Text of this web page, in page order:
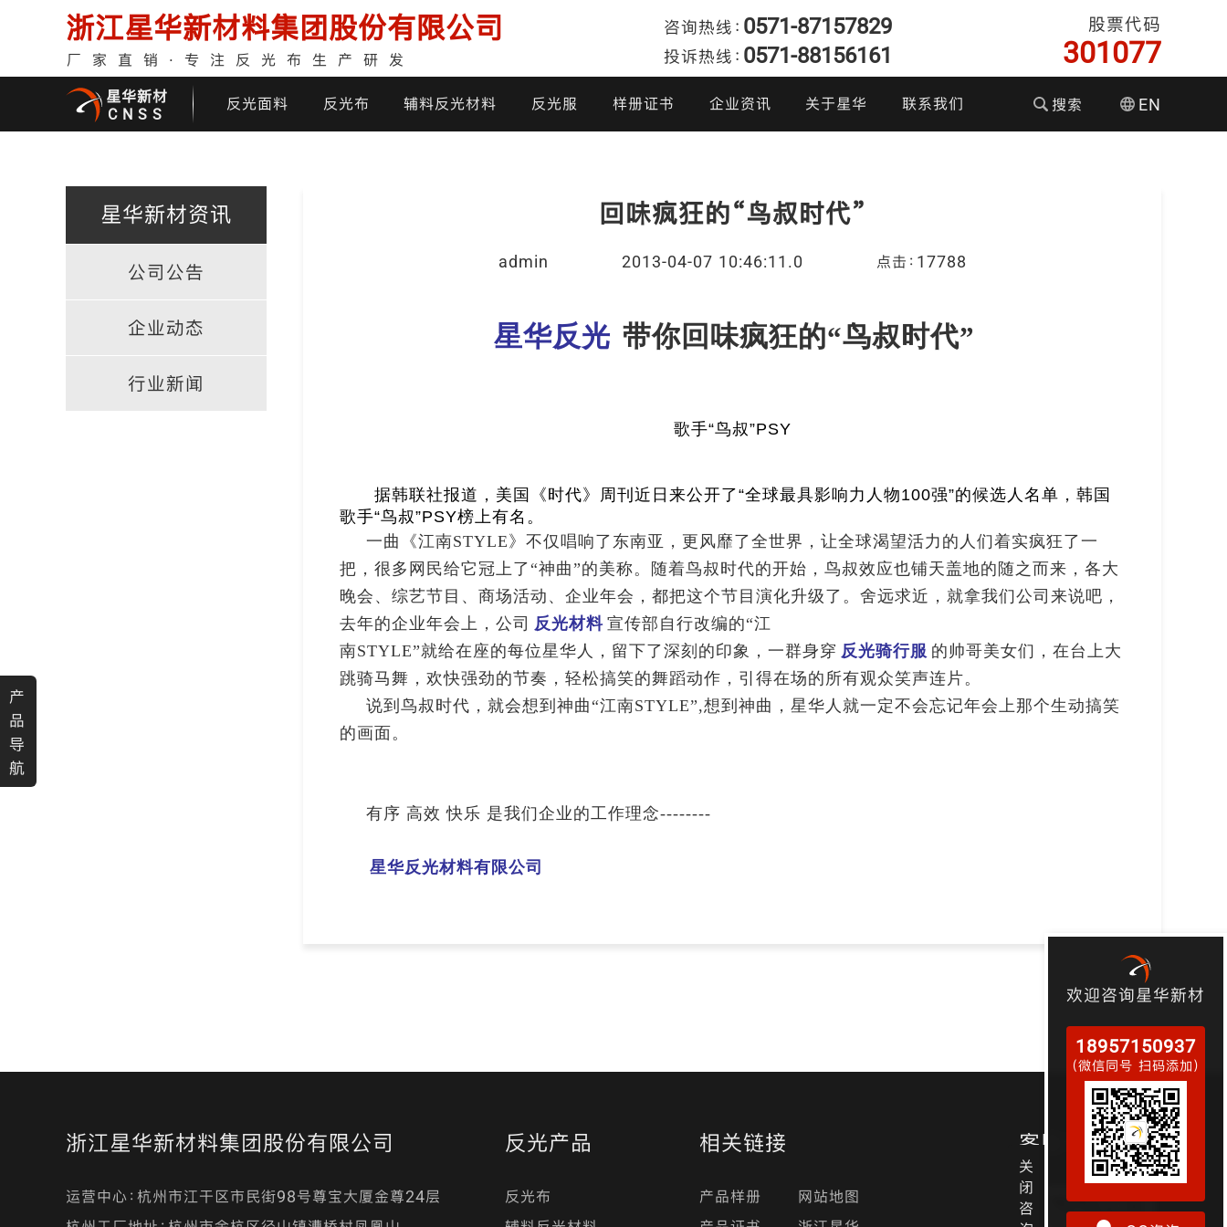
浙江星华新材料集团股份有限公司
厂家直销·专注反光布生产研发
咨询热线： 0571-87157829
投诉热线： 0571-88156161
股票代码
301077
星华新材
CNSS
反光面料
冲孔反光布
反光布 辅料反光材料
反光丝
反光服 样册证书
产品证书
企业资讯
行业新闻
关于星华
企业文化
投资者关系
联系我们 搜索 EN
星华新材资讯
公司公告
企业动态
行业新闻
回味疯狂的“鸟叔时代”
admin 2013-04-07 10:46:11.0 点击：17788
星华反光 带你回味疯狂的“鸟叔时代”
歌手“鸟叔”PSY
据韩联社报道，美国《时代》周刊 近日来公开了“全球最具影响力人物100强”的候选人名单，韩国
歌手“鸟叔”PSY榜上有名。
一曲《江南STYLE 》不仅唱响了东南亚，更风靡了全世界，让全球渴望活力的人们着实疯狂了一
把，很多网民给它冠上了“神曲”的美称。随着鸟叔时代的开始，鸟叔效应也铺天盖地的随之而来，各大
晚会、综艺节目、商场活动、企业年会，都把这个节目演化升级了。舍远求近，就拿我们公司来说吧，
去年的企业年会上， 公司 反光材料 宣传部自行改编的“江
南STYLE”就给在座的每位星华人，留下了深刻的印象，一群身穿 反光骑行服 的帅哥美女们，在台上大
跳骑马舞，欢快强劲的节奏，轻松搞笑的舞蹈动作，引得在场的所有观众笑声连片。
说到鸟叔时代，就会想到神曲“江南STYLE”,想到神曲，星华人就一定不会忘记年会上那个生动搞笑
的画面。
有序 高效 快乐 是我们企业的工作理念--------
星华反光材料有限公司
浙江星华新材料集团股份有限公司
运营中心：杭州市江干区市民街98号尊宝大厦金尊24层
反光产品
反光布
相关链接
产品样册
网站地图
客服电话/微信
产
品
导
航
关
闭
咨
欢迎咨询星华新材
18957150937
（微信同号 扫码添加）